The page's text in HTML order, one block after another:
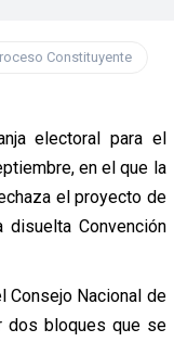
Constituyente
electoral para el
en el que la
el proyecto de
Convención
Consejo Nacional de
dos bloques que se